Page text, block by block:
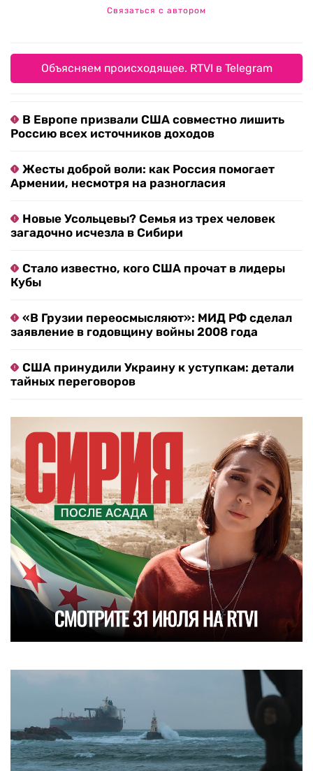
Связаться с автором
Объясняем происходящее. RTVI в Telegram
В Европе призвали США совместно лишить
Россию всех источников доходов
Жесты доброй воли: как Россия помогает
Армении, несмотря на разногласия
Новые Усольцевы? Семья из трех человек
загадочно исчезла в Сибири
Стало известно, кого США прочат в лидеры
Кубы
«В Грузии переосмысляют»: МИД РФ сделал
заявление в годовщину войны 2008 года
США принудили Украину к уступкам: детали
тайных переговоров